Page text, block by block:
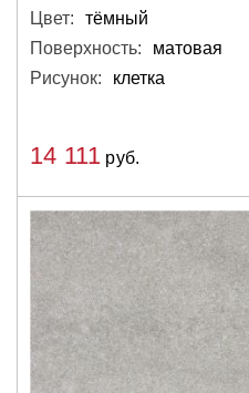
Цвет:
тёмный
Поверхность:
матовая
Рисунок:
клетка
14 111 руб.